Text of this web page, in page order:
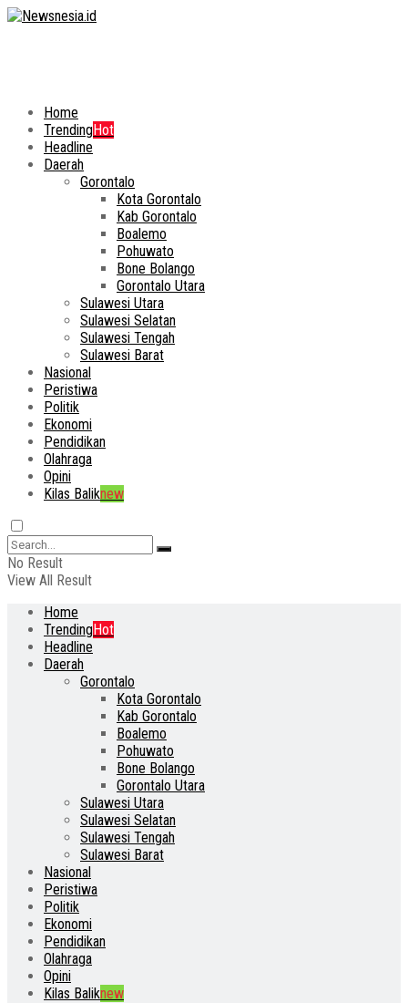
Home
TrendingHot
Headline
Daerah
Gorontalo
Kota Gorontalo
Kab Gorontalo
Boalemo
Pohuwato
Bone Bolango
Gorontalo Utara
Sulawesi Utara
Sulawesi Selatan
Sulawesi Tengah
Sulawesi Barat
Nasional
Peristiwa
Politik
Ekonomi
Pendidikan
Olahraga
Opini
Kilas Baliknew
No Result
View All Result
Home
TrendingHot
Headline
Daerah
Gorontalo
Kota Gorontalo
Kab Gorontalo
Boalemo
Pohuwato
Bone Bolango
Gorontalo Utara
Sulawesi Utara
Sulawesi Selatan
Sulawesi Tengah
Sulawesi Barat
Nasional
Peristiwa
Politik
Ekonomi
Pendidikan
Olahraga
Opini
Kilas Baliknew